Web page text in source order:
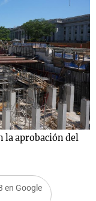
la aprobación del
en Google